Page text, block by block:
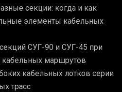
секции: когда и как
элементы кабельных
СУГ-90 и СУГ-45 при
маршрутов
кабельных лотков серии
трасс